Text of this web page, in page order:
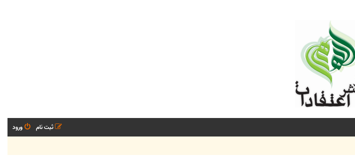
ورود
ثبت نام